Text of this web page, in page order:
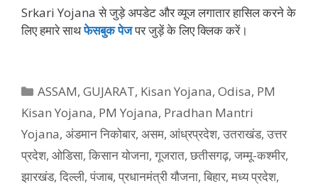
Srkari Yojana से जुड़े अपडेट और व्‍यूज लगातार हासिल करने के
लिए हमारे साथफेसबुक पेजपर जुड़ें के ल‍िए क्‍ल‍िक करें।
Categories
ASSAM,GUJARAT, Kisan Yojana,Odisa, PM
Kisan Yojana, PM Yojana, Pradhan Mantri
Yojana, अंडमान निकोबार, असम, आंध्रप्रदेश, उतराखंड, उत्तर
प्रदेश, ओडिसा, किसान योजना, गूजरात, छतीसगढ़, जम्मू-कश्मीर,
झारखंड, दिल्ली, पंजाब, प्रधानमंत्री यौजना, बिहार, मध्य प्रदेश,